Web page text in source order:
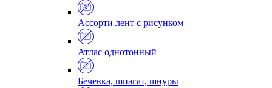
Ассорти лент с рисунком
Атлас однотонный
Бечевка, шпагат, шнуры